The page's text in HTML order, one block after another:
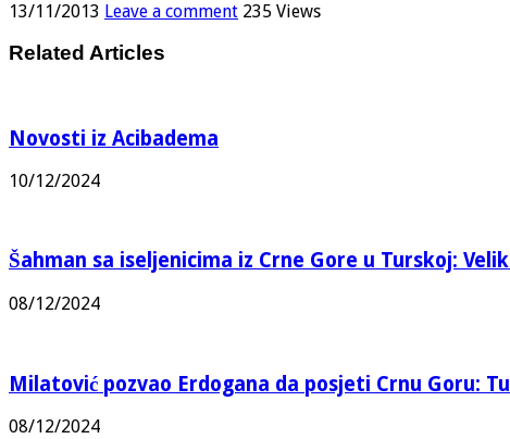
13/11/2013 Leave a comment 235 Views
Related Articles
Novosti iz Acibadema
10/12/2024
Šahman sa iseljenicima iz Crne Gore u Turskoj:
08/12/2024
Milatović pozvao Erdogana da posjeti Crnu Goru:
08/12/2024